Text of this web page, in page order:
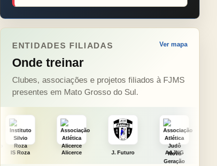
ENTIDADES FILIADAS
Onde treinar
Ver mapa
Clubes, associações e projetos filiados à FJMS
presentes em Mato Grosso do Sul.
Alicerce J. Futuro AAJNG TSURU